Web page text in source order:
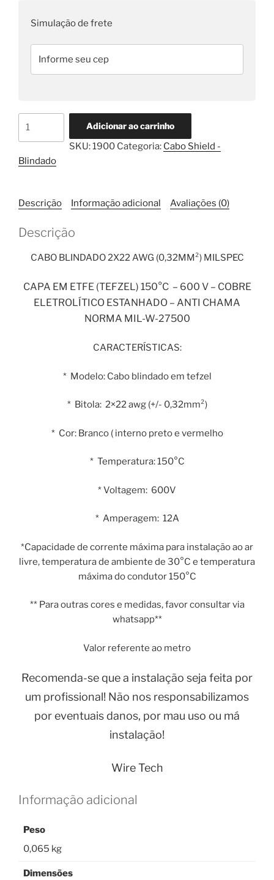
Simulação de frete
Milspec
150°C
metro
quantidade
Adicionar ao carrinho
SKU:1900 Categoria: Cabo Shield -
Blindado
Descrição Informação adicional Avaliações (0)
Descrição
CABO BLINDADO 2X22 AWG (0,32MM²) MILSPEC
CAPA EM ETFE (TEFZEL) 150°C – 600 V – COBRE
ELETROLÍTICO ESTANHADO – ANTI CHAMA
NORMA MIL-W-27500
CARACTERÍSTICAS:
* Modelo: Cabo blindado em tefzel
* Bitola: 2×22 awg (+/- 0,32mm²)
* Cor: Branco ( interno preto e vermelho
* Temperatura: 150°C
* Voltagem: 600V
* Amperagem: 12A
*Capacidade de corrente máxima para instalação ao ar
livre, temperatura de ambiente de 30°C e temperatura
máxima do condutor 150°C
** Para outras cores e medidas, favor consultar via
whatsapp**
Valor referente ao metro
Recomenda-se que a instalação seja feita por
um profissional! Não nos responsabilizamos
por eventuais danos, por mau uso ou má
instalação!
Wire Tech
Informação adicional
Peso
0,065 kg
Dimensões